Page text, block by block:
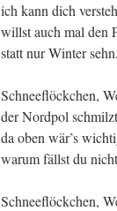
ich kann dich
willst auch mal den
statt nur Winter sehn.
Schneeflöckchen,
der Nordpol
da oben wär’s
warum fällst du
Schneeflöckchen,